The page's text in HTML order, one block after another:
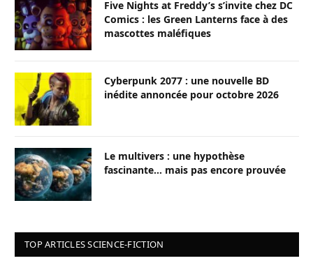
Five Nights at Freddy’s s’invite chez DC
Comics : les Green Lanterns face à des
mascottes maléfiques
Cyberpunk 2077 : une nouvelle BD
inédite annoncée pour octobre 2026
Le multivers : une hypothèse
fascinante… mais pas encore prouvée
TOP ARTICLES SCIENCE-FICTION